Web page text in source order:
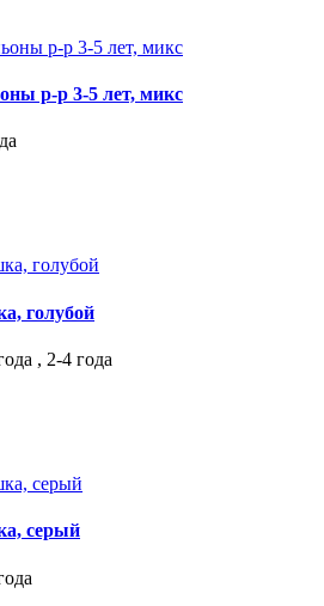
р-р 3-5 лет, микс
голубой
, 2-4 года
серый